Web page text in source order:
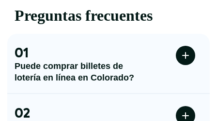
Preguntas frecuentes
01
Puede comprar billetes de
lotería en línea en Colorado?
02